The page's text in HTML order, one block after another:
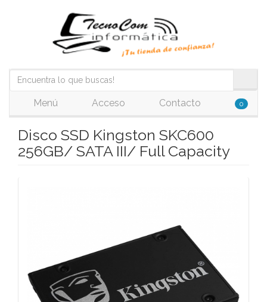
Menú Acceso Contacto 0
Disco SSD Kingston SKC600
256GB/ SATA III/ Full Capacity